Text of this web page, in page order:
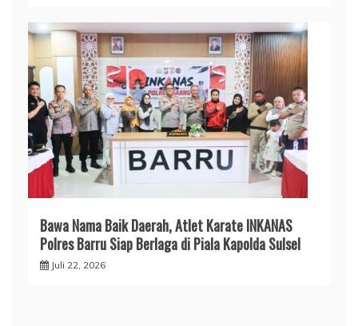
​Bawa Nama Baik Daerah, Atlet Karate INKANAS
Polres Barru Siap Berlaga di Piala Kapolda Sulsel
Juli 22, 2026